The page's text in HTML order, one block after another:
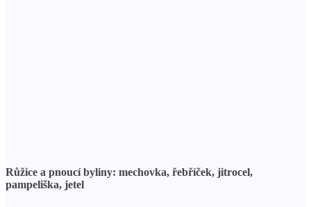
Růžice a pnoucí byliny: mechovka, řebříček, jitrocel,
pampeliška, jetel